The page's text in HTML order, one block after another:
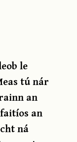
le
tú nár
an
an
ná